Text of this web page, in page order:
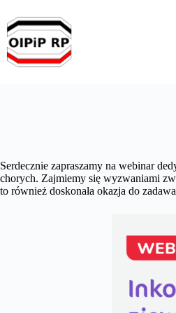
treści
Serdecznie zapraszamy na webinar
chorych. Zajmiemy się wyzwaniami
to również doskonała okazja do